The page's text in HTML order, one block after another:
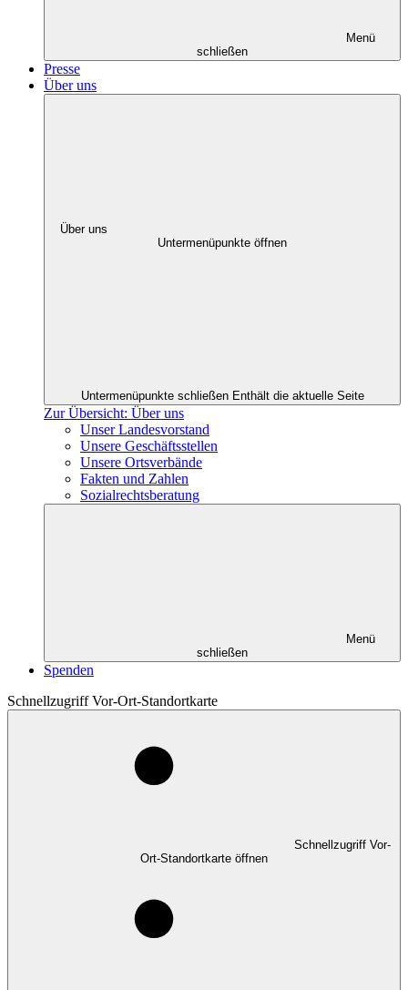
Menü
schließen
Presse
Über uns
Über uns
Untermenüpunkte öffnen
Untermenüpunkte schließen Enthält die aktuelle Seite
Zur Übersicht: Über uns
Unser Landesvorstand
Unsere Geschäftsstellen
Unsere Ortsverbände
Fakten und Zahlen
Sozialrechtsberatung
Menü
schließen
Spenden
Schnellzugriff Vor-Ort-Standortkarte
Schnellzugriff Vor-
Ort-Standortkarte öffnen